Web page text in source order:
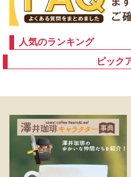
人気のランキング
ピック